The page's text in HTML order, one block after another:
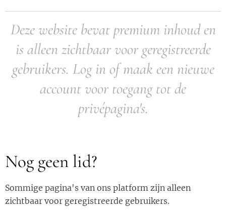
Deze website bevat premium inhoud en
is alleen zichtbaar voor geregistreerde
gebruikers. Log in of maak een nieuwe
account voor toegang tot de
privépagina's.
Nog geen lid?
Sommige pagina's van ons platform zijn alleen
zichtbaar voor geregistreerde gebruikers.